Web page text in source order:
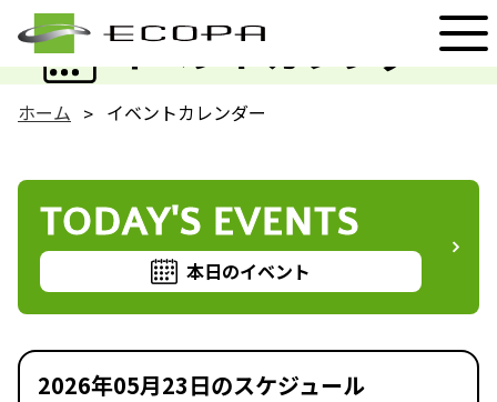
イベントカレンダー
EVENT
ホーム イベントカレンダー
TODAY'S EVENTS
本日のイベント
2026年05月23日のスケジュール